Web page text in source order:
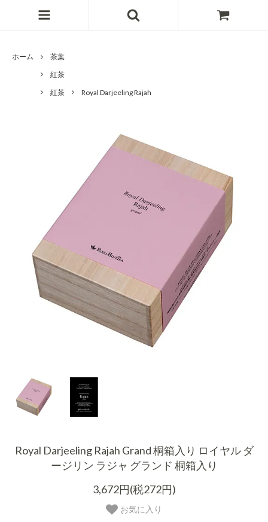
ホーム
茶葉
紅茶
紅茶
Royal Darjeeling Rajah
Royal Darjeeling Rajah Grand 桐箱入り ロイヤル ダ
ージリン ラジャ グランド 桐箱入り
3,672円(税272円)
お気に入り